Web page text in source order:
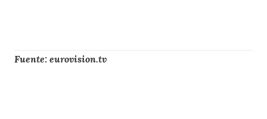
Fuente: eurovision.tv